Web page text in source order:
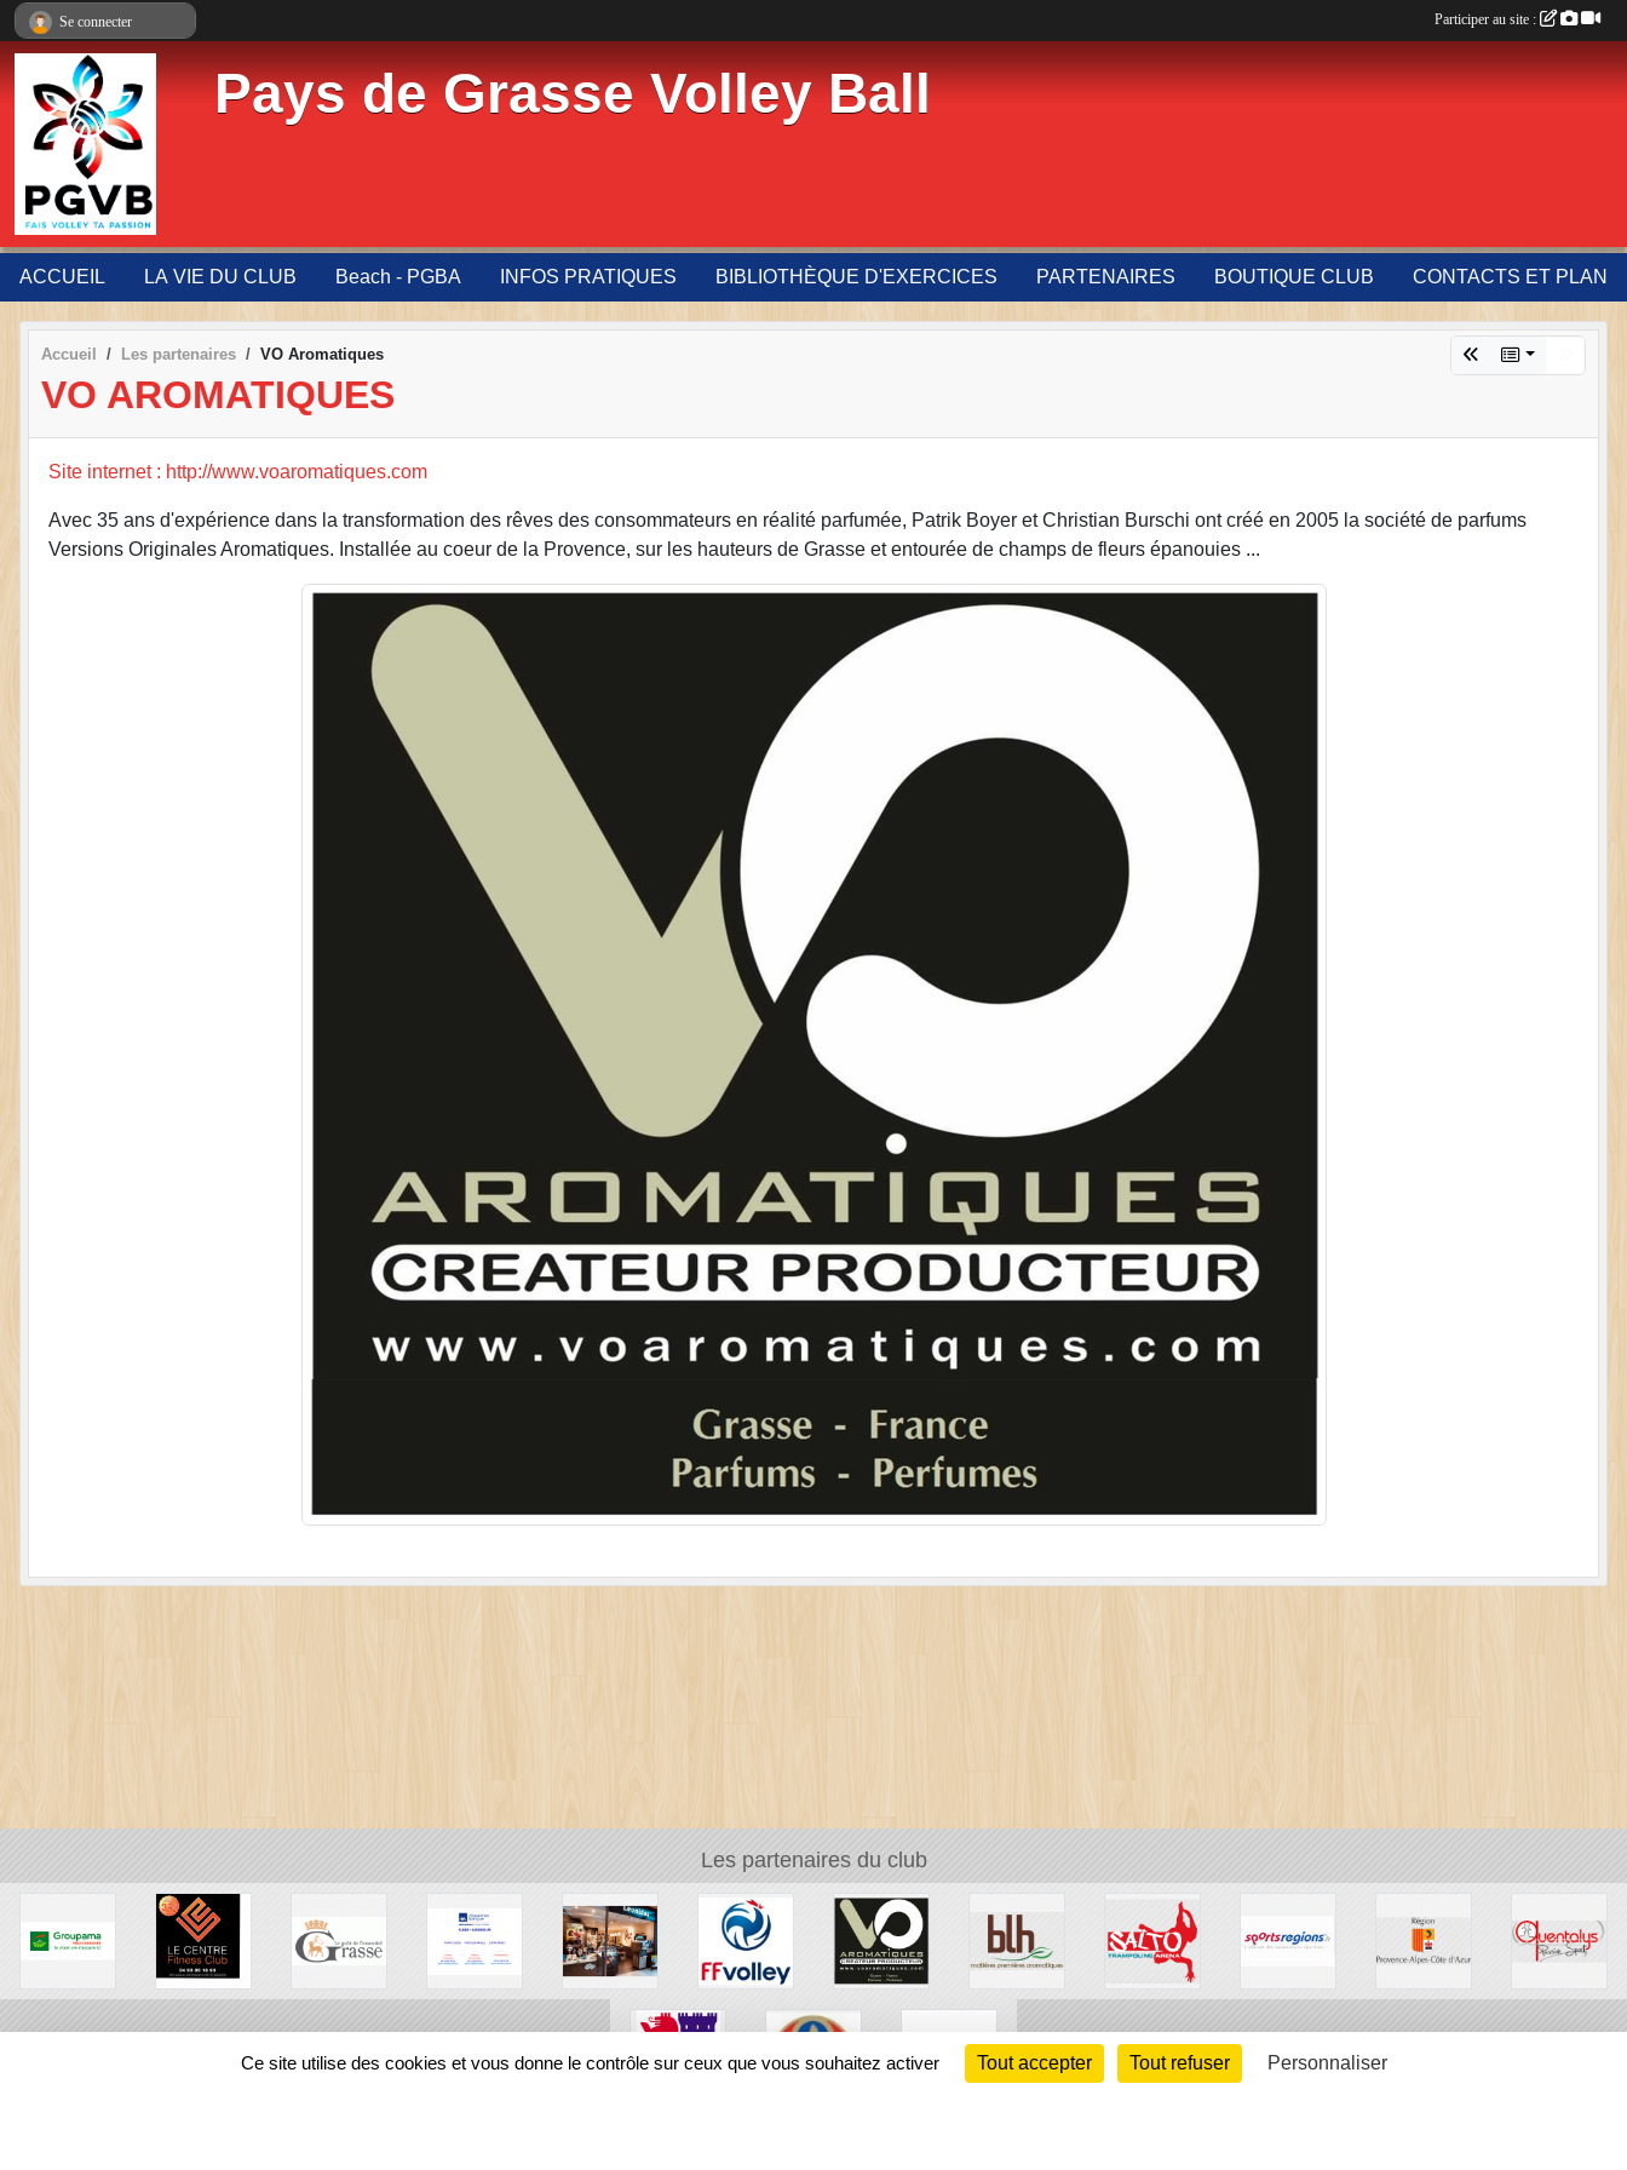
Pays de Grasse Volley Ball
ACCUEIL LA VIE DU CLUB Beach - PGBA INFOS PRATIQUES BIBLIOTHÈQUE D'EXERCICES PARTENAIRES BOUTIQUE CLUB CONTACTS ET PLAN
Accueil Les partenaires VO Aromatiques
VO AROMATIQUES
Site internet : http://www.voaromatiques.com
Avec 35 ans d'expérience dans la transformation des rêves des consommateurs en réalité parfumée, Patrik Boyer et Christian Burschi ont créé en 2005 la société de parfums
Versions Originales Aromatiques. Installée au coeur de la Provence, sur les hauteurs de Grasse et entourée de champs de fleurs épanouies ...
Les partenaires du club
Se connecter Participer au site :
Panneau de gestion des cookies
Ce site utilise des cookies et vous donne le contrôle sur ceux que vous souhaitez activer Tout accepter Tout refuser Personnaliser